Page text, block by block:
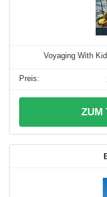
Voyaging With
ZUM